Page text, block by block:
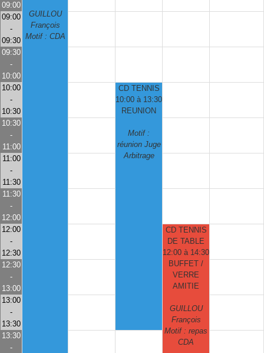
GUILLOU
François
Motif : CDA
09:00
09:00
-
09:30
09:30
-
10:00
10:00
-
10:30
CD TENNIS
10:00 à 13:30
REUNION
Motif :
réunion Juge
Arbitrage
10:30
-
11:00
11:00
-
11:30
11:30
-
12:00
12:00
-
12:30
CD TENNIS
DE TABLE
12:00 à 14:30
BUFFET /
VERRE
AMITIE
GUILLOU
François
Motif : repas
CDA
12:30
-
13:00
13:00
-
13:30
13:30
-